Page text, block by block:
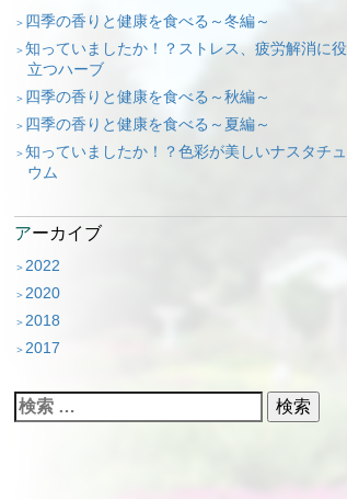
四季の香りと健康を食べる～冬編～
知っていましたか！？ストレス、疲労解消に役
立つハーブ
四季の香りと健康を食べる～秋編～
四季の香りと健康を食べる～夏編～
知っていましたか！？色彩が美しいナスタチュ
ウム
アーカイブ
2022
2020
2018
2017
検
索: